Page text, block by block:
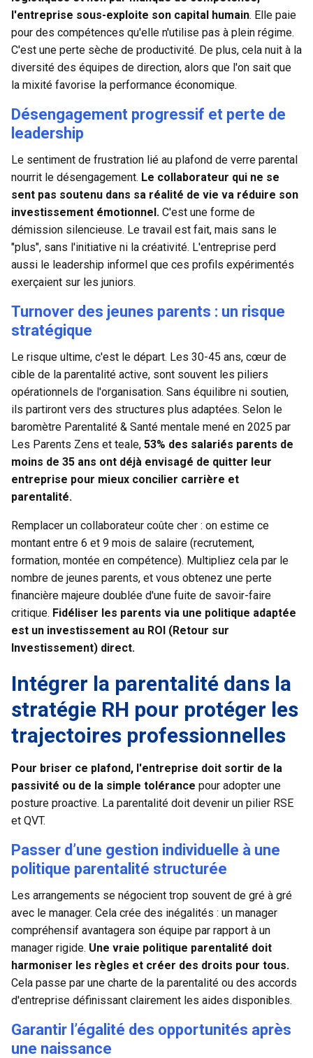
l'entreprise sous-exploite son capital humain. Elle paie
pour des compétences qu'elle n'utilise pas à plein régime.
C'est une perte sèche de productivité. De plus, cela nuit à la
diversité des équipes de direction, alors que l'on sait que
la mixité favorise la performance économique.
Désengagement progressif et perte de
leadership
Le sentiment de frustration lié au plafond de verre parental
nourrit le désengagement. Le collaborateur qui ne se
sent pas soutenu dans sa réalité de vie va réduire son
investissement émotionnel. C'est une forme de
démission silencieuse. Le travail est fait, mais sans le
"plus", sans l'initiative ni la créativité. L'entreprise perd
aussi le leadership informel que ces profils expérimentés
exerçaient sur les juniors.
Turnover des jeunes parents : un risque
stratégique
Le risque ultime, c'est le départ. Les 30-45 ans, cœur de
cible de la parentalité active, sont souvent les piliers
opérationnels de l'organisation. Sans équilibre ni soutien,
ils partiront vers des structures plus adaptées. Selon le
baromètre Parentalité & Santé mentale mené en 2025 par
Les Parents Zens et teale, 53% des salariés parents de
moins de 35 ans ont déjà envisagé de quitter leur
entreprise pour mieux concilier carrière et
parentalité.
Remplacer un collaborateur coûte cher : on estime ce
montant entre 6 et 9 mois de salaire (recrutement,
formation, montée en compétence). Multipliez cela par le
nombre de jeunes parents, et vous obtenez une perte
financière majeure doublée d'une fuite de savoir-faire
critique. Fidéliser les parents via une politique adaptée
est un investissement au ROI (Retour sur
Investissement) direct.
Intégrer la parentalité dans la
stratégie RH pour protéger les
trajectoires professionnelles
Pour briser ce plafond, l'entreprise doit sortir de la
passivité ou de la simple tolérance pour adopter une
posture proactive. La parentalité doit devenir un pilier RSE
et QVT.
Passer d’une gestion individuelle à une
politique parentalité structurée
Les arrangements se négocient trop souvent de gré à gré
avec le manager. Cela crée des inégalités : un manager
compréhensif avantagera son équipe par rapport à un
manager rigide. Une vraie politique parentalité doit
harmoniser les règles et créer des droits pour tous.
Cela passe par une charte de la parentalité ou des accords
d'entreprise définissant clairement les aides disponibles.
Garantir l’égalité des opportunités après
une naissance